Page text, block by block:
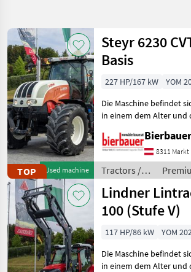
Category 3 Place Filter
CURRENT
PATH
Agriculture
technology
Tractors
Agricultural
Tractors
SELECT
CATEGORY
Steyr
613
Fendt
429
Reset
Show
2.796
results
TOP Used machine
Steyr 6230
Basis
227 HP/167 kW YOM
Die Maschine befindet
in einem dem Alter und
Zustand und kann nach
telefonischer
gerne vor Ort besichtigt
und geprüft we
8311
Tractors /
Steyr
Lindner
100 (Stufe V)
117 HP/86 kW YOM
Die Maschine befindet
in einem dem Alter und